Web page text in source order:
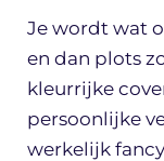
Je wordt wat
en dan plots
kleurrijke
persoonlijke
werkelijk